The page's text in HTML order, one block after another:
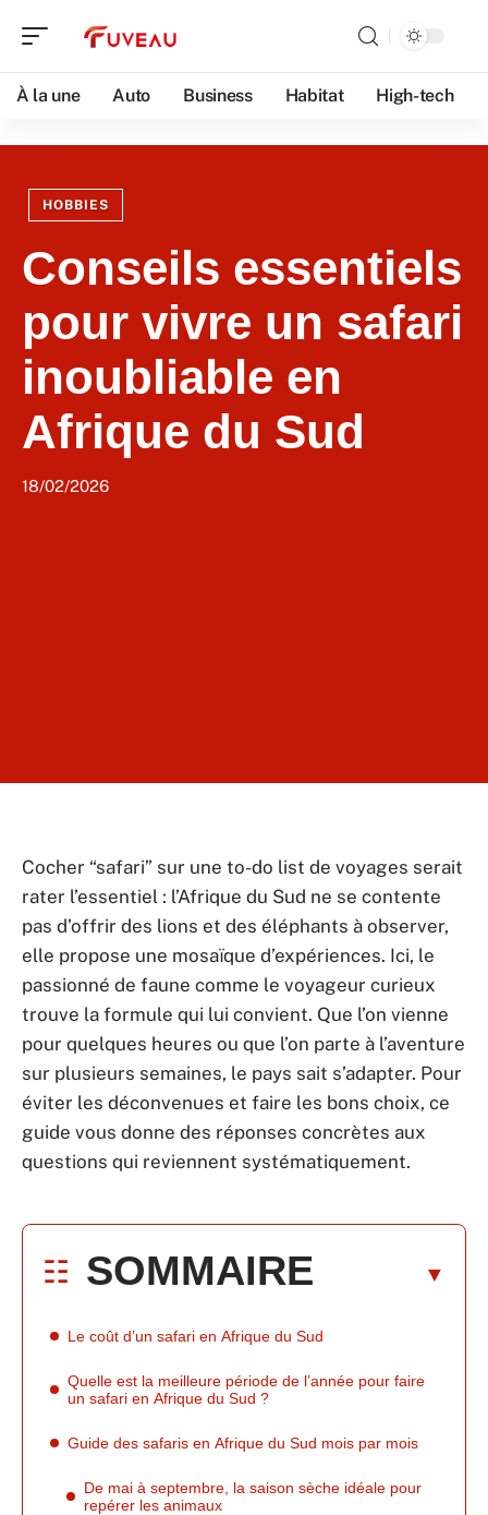
À la une Auto Business Habitat High-tech
HOBBIES
Conseils essentiels
pour vivre un safari
inoubliable en
Afrique du Sud
18/02/2026
Cocher “safari” sur une to-do list de voyages serait
rater l’essentiel : l’Afrique du Sud ne se contente
pas d’offrir des lions et des éléphants à observer,
elle propose une mosaïque d’expériences. Ici, le
passionné de faune comme le voyageur curieux
trouve la formule qui lui convient. Que l’on vienne
pour quelques heures ou que l’on parte à l’aventure
sur plusieurs semaines, le pays sait s’adapter. Pour
éviter les déconvenues et faire les bons choix, ce
guide vous donne des réponses concrètes aux
questions qui reviennent systématiquement.
SOMMAIRE
Le coût d’un safari en Afrique du Sud
Quelle est la meilleure période de l’année pour faire
un safari en Afrique du Sud ?
Guide des safaris en Afrique du Sud mois par mois
De mai à septembre, la saison sèche idéale pour
repérer les animaux